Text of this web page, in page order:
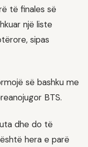
të finales së
një liste
sipas
së bashku me
BTS.
dhe do të
hera e parë